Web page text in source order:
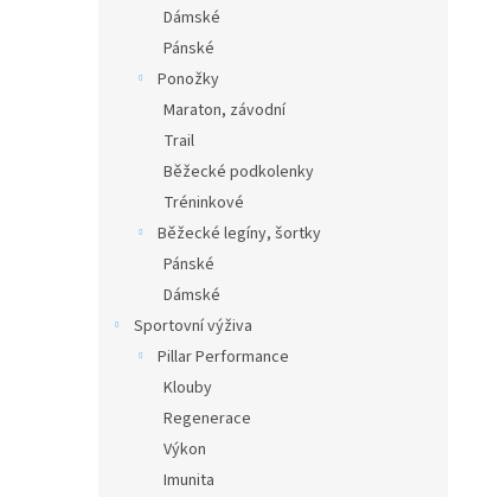
Dámské
Pánské
Ponožky
Maraton, závodní
Trail
Běžecké podkolenky
Tréninkové
Běžecké legíny, šortky
Pánské
Dámské
Sportovní výživa
Pillar Performance
Klouby
Regenerace
Výkon
Imunita